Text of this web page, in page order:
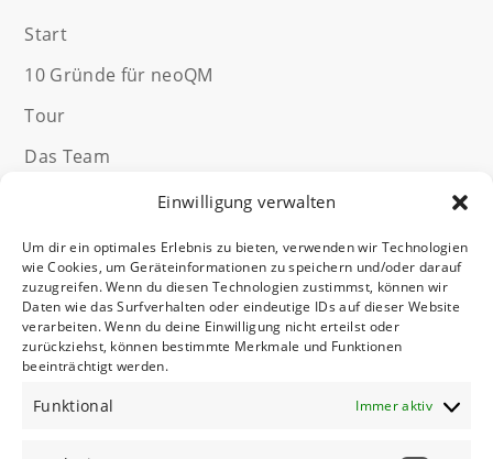
Einwilligung verwalten
Um dir ein optimales Erlebnis zu bieten, verwenden wir Technologien
wie Cookies, um Geräteinformationen zu speichern und/oder darauf
zuzugreifen. Wenn du diesen Technologien zustimmst, können wir
Daten wie das Surfverhalten oder eindeutige IDs auf dieser Website
verarbeiten. Wenn du deine Einwilligung nicht erteilst oder
zurückziehst, können bestimmte Merkmale und Funktionen
beeinträchtigt werden.
Funktional Immer aktiv
Start
10 Gründe für neoQM
Tour
Das Team
Qualitätsmanagement Software
ISO-Normen
Rechtliches
Impressum